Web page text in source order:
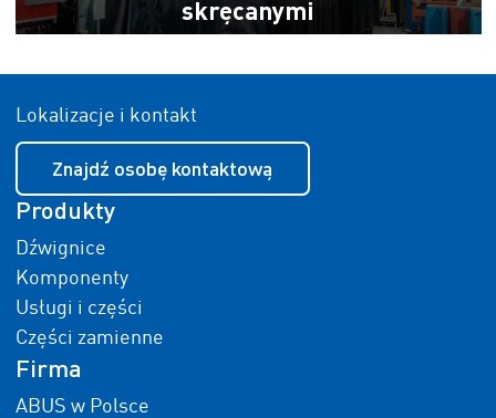
skręcanymi
Lokalizacje i kontakt
Znajdź osobę kontaktową
Produkty
Dźwignice
Komponenty
Usługi i części
Części zamienne
Firma
ABUS w Polsce